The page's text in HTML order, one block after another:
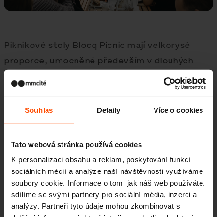
Souhlas Detaily Více o cookies
Tato webová stránka používá cookies
K personalizaci obsahu a reklam, poskytování funkcí
sociálních médií a analýze naší návštěvnosti využíváme
soubory cookie. Informace o tom, jak náš web používáte,
sdílíme se svými partnery pro sociální média, inzerci a
analýzy. Partneři tyto údaje mohou zkombinovat s
Piknikové stoly Blocq Picnic mají velkorysé
proporce, umocněné především v dlouhých
pásech sestavených z několika modulů. Set
vychází z úspěšné řady laviček Blocq a je
složen z pevně spojeného stolu se dvěma
lavicemi, které mají dostatečnou váhu, a tudíž
tropického dřeva. Lavice je dlouhá 3 metry
a celý piknikový set může pohodlně využít 8 až
12 lidí. V prostoru skvěle vynikne barevné